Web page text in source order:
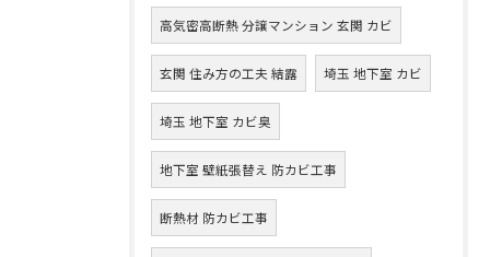
高気密高断熱 分譲マンション 玄関 カビ
玄関 住み方の工夫 結露 埼玉 地下室 カビ
埼玉 地下室 カビ臭
地下室 壁紙張替え 防カビ工事
断熱材 防カビ工事